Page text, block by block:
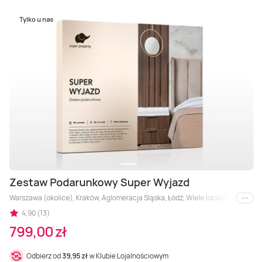
Tylko u nas
Zestaw Podarunkowy Super Wyjazd
Warszawa (okolice), Kraków, Aglomeracja Śląska, Łódź, Wiele lokalizacji
i inne
4,90 (13)
799,00 zł
Odbierz od39,95 złw Klubie Lojalnościowym